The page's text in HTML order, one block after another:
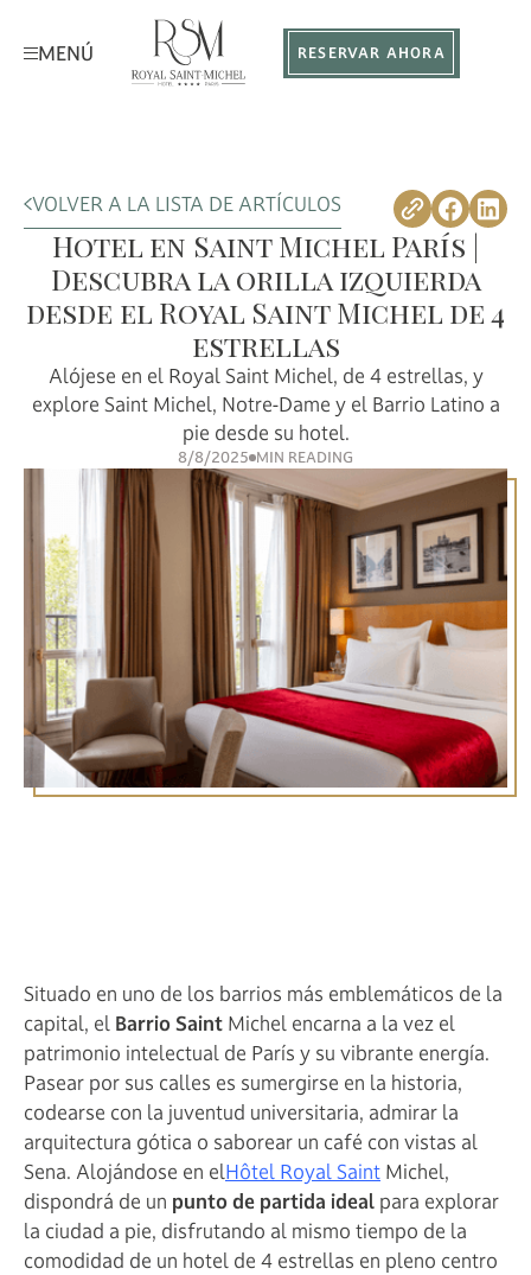
MENÚ RESERVAR AHORA
VOLVER A LA LISTA DE ARTÍCULOS
Hotel en Saint Michel París |
Descubra la orilla izquierda
desde el Royal Saint Michel de 4
estrellas
Alójese en el Royal Saint Michel, de 4 estrellas, y
explore Saint Michel, Notre-Dame y el Barrio Latino a
pie desde su hotel.
8/8/2025 MIN READING
Situado en uno de los barrios más emblemáticos de la
capital, el Barrio Saint Michel encarna a la vez el
patrimonio intelectual de París y su vibrante energía.
Pasear por sus calles es sumergirse en la historia,
codearse con la juventud universitaria, admirar la
arquitectura gótica o saborear un café con vistas al
Sena. Alojándose en elHôtel Royal Saint Michel,
dispondrá de un punto de partida ideal para explorar
la ciudad a pie, disfrutando al mismo tiempo de la
comodidad de un hotel de 4 estrellas en pleno centro